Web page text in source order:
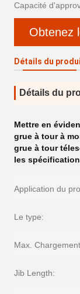
Capacité
Obtenez
Détails du
Détails du
Mettre en
grue à tour à
grue à tour
les
Application du
Le type:
Max.
Jib Length: